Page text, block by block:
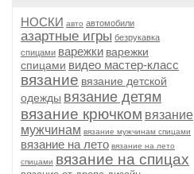
НОСКИ авто автомобили
азартные игры безрукавка
спицами варежки варежки
спицами видео мастер-класс
вязание вязание детской
одежды вязание детям
вязание крючком вязание
мужчинам вязание мужчинам спицами
вязание на лето вязание на лето
спицами вязание на спицах